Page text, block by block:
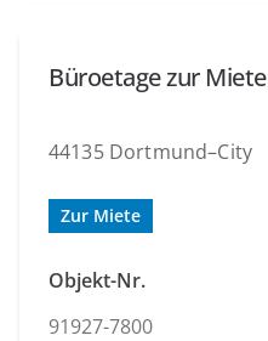
Büroetage zur Miete
44135 Dortmund–City
Zur Miete
Objekt-Nr.
91927-7800